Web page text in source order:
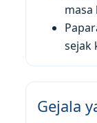
masa
sejak
Gejala